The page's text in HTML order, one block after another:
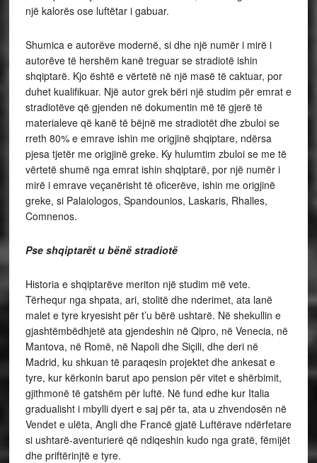
një kalorës ose luftëtar i gabuar.
Shumica e autorëve modernë, si dhe një numër i mirë i
autorëve të hershëm kanë treguar se stradiotë ishin
shqiptarë. Kjo është e vërtetë në një masë të caktuar, por
duhet kualifikuar. Një autor grek bëri një studim për emrat e
stradiotëve që gjenden në dokumentin më të gjerë të
materialeve që kanë të bëjnë me stradiotët dhe zbuloi se
rreth 80% e emrave ishin me origjinë shqiptare, ndërsa
pjesa tjetër me origjinë greke. Ky hulumtim zbuloi se me të
vërtetë shumë nga emrat ishin shqiptarë, por një numër i
mirë i emrave veçanërisht të oficerëve, ishin me origjinë
greke, si Palaiologos, Spandounios, Laskaris, Rhalles,
Comnenos.
Pse shqiptarët u bënë stradiotë
Historia e shqiptarëve meriton një studim më vete.
Tërhequr nga shpata, ari, stolitë dhe nderimet, ata lanë
malet e tyre kryesisht për t’u bërë ushtarë. Në shekullin e
gjashtëmbëdhjetë ata gjendeshin në Qipro, në Venecia, në
Mantova, në Romë, në Napoli dhe Siçili, dhe deri në
Madrid, ku shkuan të paraqesin projektet dhe ankesat e
tyre, kur kërkonin barut apo pension për vitet e shërbimit,
gjithmonë të gatshëm për luftë. Në fund edhe kur Italia
gradualisht i mbylli dyert e saj për ta, ata u zhvendosën në
Vendet e ulëta, Angli dhe Francë gjatë Luftërave ndërfetare
si ushtarë-aventurierë që ndiqeshin kudo nga gratë, fëmijët
dhe priftërinjtë e tyre.